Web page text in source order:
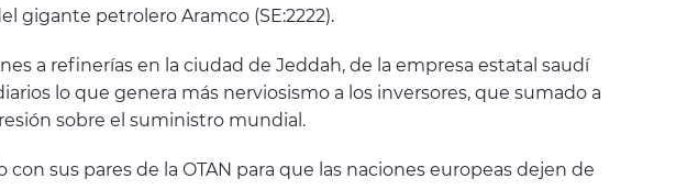
gigante petrolero Aramco (SE:2222).
a refinerías en la ciudad de Jeddah, de la empresa estatal saudí
lo que genera más nerviosismo a los inversores, que sumado a
sobre el suministro mundial.
sus pares de la OTAN para que las naciones europeas dejen de